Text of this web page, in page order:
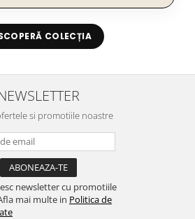
COLECȚIA
si promotiile noastre
newsletter cu promotiile
mai multe in Politica de